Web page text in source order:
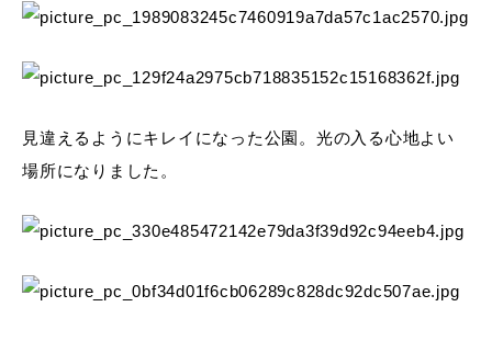
見違えるようにキレイになった公園。光の入る心地よい
場所になりました。